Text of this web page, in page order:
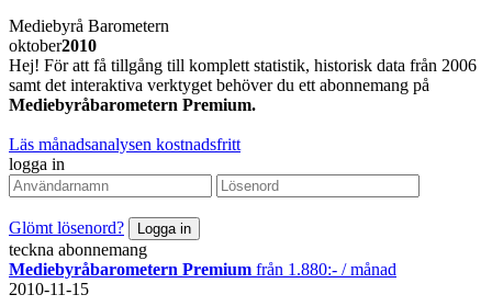
Mediebyrå Barometern
oktober2010
Hej! För att få tillgång till komplett statistik, historisk data från 2006
samt det interaktiva verktyget behöver du ett abonnemang på
Mediebyråbarometern Premium.
Läs månadsanalysen kostnadsfritt
logga in
Glömt lösenord?
teckna abonnemang
Mediebyråbarometern Premium från 1.880:- / månad
2010-11-15